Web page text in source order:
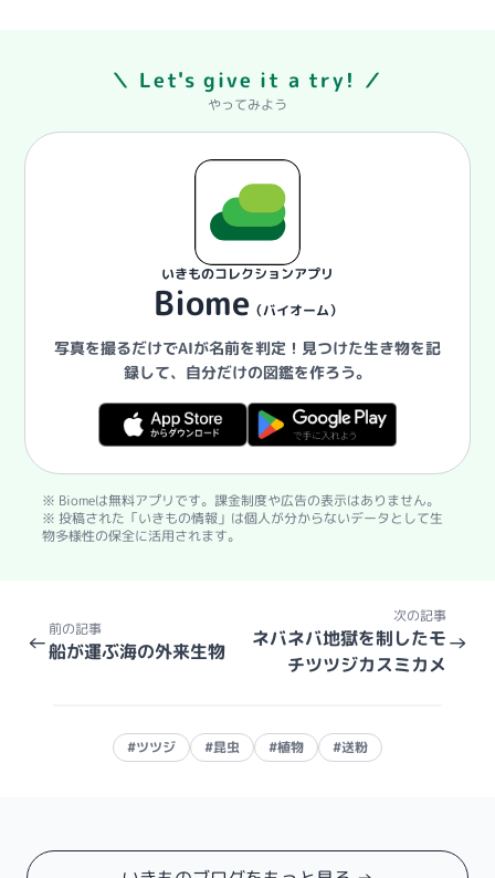
＼ Let's give it a try! ／
やってみよう
いきものコレクションアプリ
Biome（バイオーム）
写真を撮るだけでAIが名前を判定！ 見つけた生き物を記
録して、自分だけの図鑑を作ろう。
※ Biomeは無料アプリです。課金制度や広告の表示はありません。
※ 投稿された「いきもの情報」は個人が分からないデータとして生
物多様性の保全に活用されます。
← 前の記事
船が運ぶ海の外来生物
次の記事
ネバネバ地獄を制したモ
チツツジカスミカメ
→
#ツツジ #昆虫 #植物 #送粉